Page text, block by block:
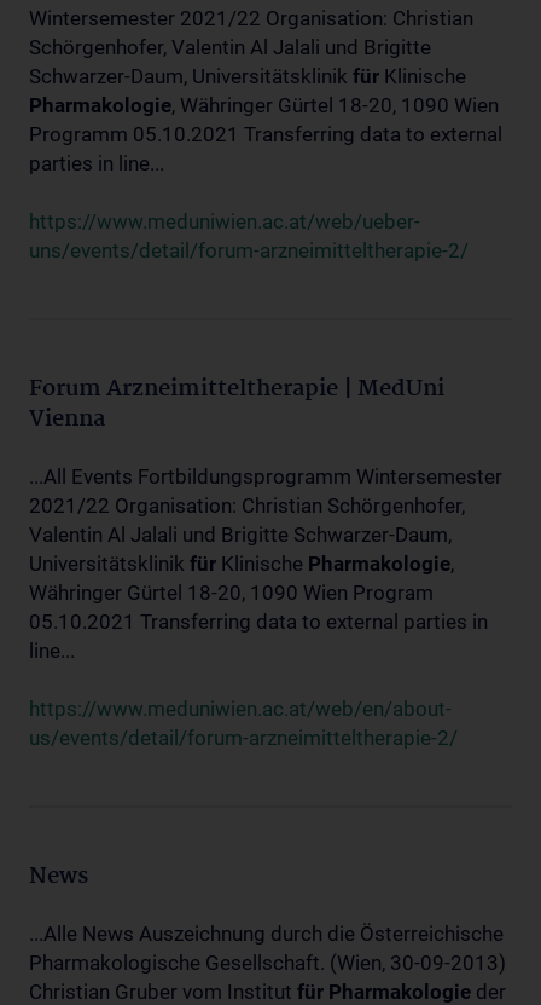
Wintersemester 2021/22 Organisation: Christian
Schörgenhofer, Valentin Al Jalali und Brigitte
Schwarzer-Daum, Universitätsklinik für Klinische
Pharmakologie, Währinger Gürtel 18-20, 1090 Wien
Programm 05.10.2021 Transferring data to external
parties in line...
https://www.meduniwien.ac.at/web/ueber-
uns/events/detail/forum-arzneimitteltherapie-2/
Forum Arzneimitteltherapie | MedUni
Vienna
...All Events Fortbildungsprogramm Wintersemester
2021/22 Organisation: Christian Schörgenhofer,
Valentin Al Jalali und Brigitte Schwarzer-Daum,
Universitätsklinik für Klinische Pharmakologie,
Währinger Gürtel 18-20, 1090 Wien Program
05.10.2021 Transferring data to external parties in
line...
https://www.meduniwien.ac.at/web/en/about-
us/events/detail/forum-arzneimitteltherapie-2/
News
...Alle News Auszeichnung durch die Österreichische
Pharmakologische Gesellschaft. (Wien, 30-09-2013)
Christian Gruber vom Institut für Pharmakologie der